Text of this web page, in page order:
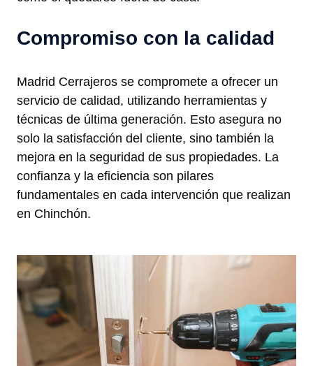
Compromiso con la calidad
Madrid Cerrajeros se compromete a ofrecer un
servicio de calidad, utilizando herramientas y
técnicas de última generación. Esto asegura no
solo la satisfacción del cliente, sino también la
mejora en la seguridad de sus propiedades. La
confianza y la eficiencia son pilares
fundamentales en cada intervención que realizan
en Chinchón.